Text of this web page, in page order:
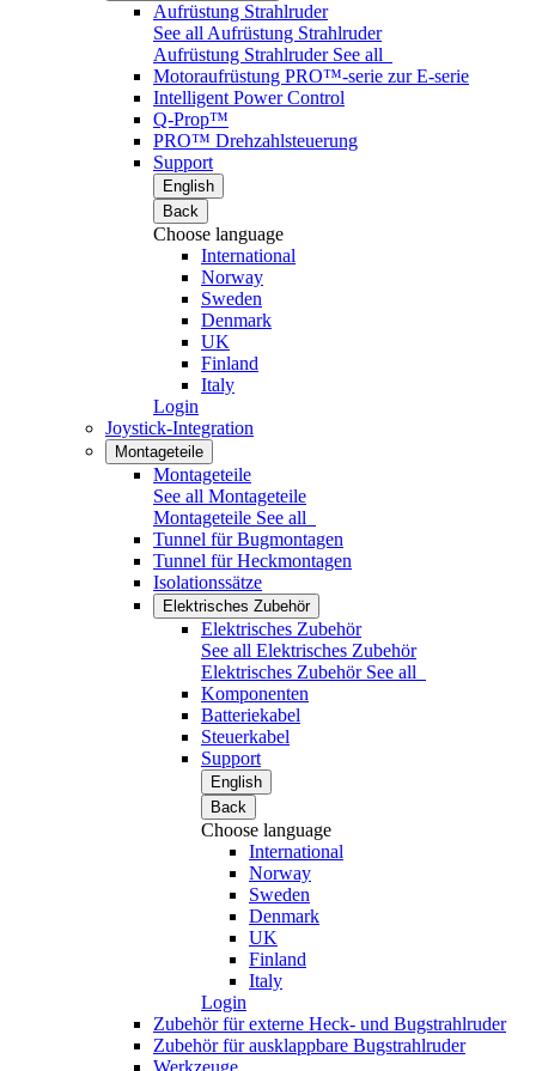
Aufrüstung Strahlruder
See all Aufrüstung Strahlruder
Aufrüstung Strahlruder See all
Motoraufrüstung PRO™-serie zur E-serie
Intelligent Power Control
Q-Prop™
PRO™ Drehzahlsteuerung
Support
English
Back
Choose language
International
Norway
Sweden
Denmark
UK
Finland
Italy
Login
Joystick-Integration
Montageteile
Montageteile
See all Montageteile
Montageteile See all
Tunnel für Bugmontagen
Tunnel für Heckmontagen
Isolationssätze
Elektrisches Zubehör
Elektrisches Zubehör
See all Elektrisches Zubehör
Elektrisches Zubehör See all
Komponenten
Batteriekabel
Steuerkabel
Support
English
Back
Choose language
International
Norway
Sweden
Denmark
UK
Finland
Italy
Login
Zubehör für externe Heck- und Bugstrahlruder
Zubehör für ausklappbare Bugstrahlruder
Werkzeuge